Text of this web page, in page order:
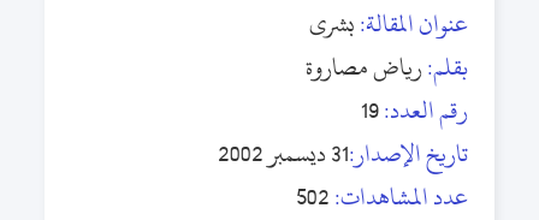
عنوان المقالة:بشرى
بقلم:رياض مصاروة
رقم العدد:19
تاريخ الإصدار:31 ديسمبر 2002
عدد المشاهدات:502